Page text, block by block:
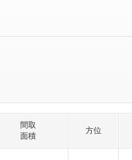
間取
面積
方位